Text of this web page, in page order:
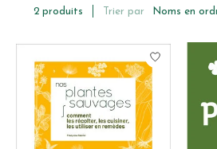
2 produits Trier par Noms en